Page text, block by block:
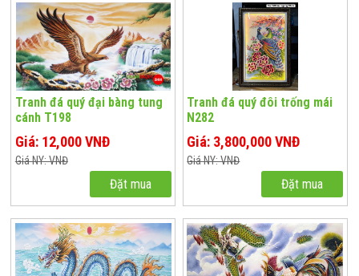
Tranh đá quý đại bàng tung
cánh T198
Giá: 12,000 VNĐ
Giá NY: VNĐ
Đặt mua
Tranh đá quý đôi trống mái
N282
Giá: 3,800,000 VNĐ
Giá NY: VNĐ
Đặt mua